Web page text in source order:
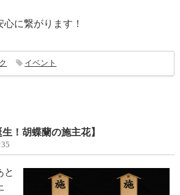
に繋がります！
イベント
！胡蝶蘭の施主花】
と